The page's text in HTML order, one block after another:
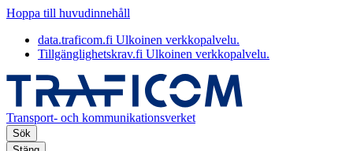
Hoppa till huvudinnehåll
data.traficom.fi Ulkoinen verkkopalvelu.
Tillgänglighetskrav.fi Ulkoinen verkkopalvelu.
Transport- och kommunikationsverket
Sök